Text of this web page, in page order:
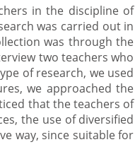
in the discipline of
was carried out in
was through the
two teachers who
of research, we used
we approached the
that the teachers of
the use of diversified
way, since suitable for